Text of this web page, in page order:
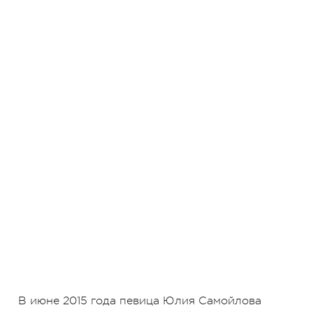
В июне 2015 года певица Юлия Самойлова